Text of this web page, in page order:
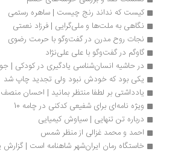
کیست که نداند رنج چیست | ساهره رستمی
نگاهی به ملت‌ها و ملی‌گرایی | فرزاد نعمتی
نجات روح مدرن در گفت‌وگو با حرمت رضوی
گاوگم در گفت‌وگو با علی علی‌نژاد
در حاشیه انسان‌شناسی یادگیری در کودکی | جواد
یکی بود که خودش نبود ولی تجدید چاپ شد
یادداشتی بر لطفا منتظر بمانید | احسان منصف
ویژه نامه‌ای برای شفیعی کدکنی در چامه 10
درباره تن تنهایی | سیاوش کیمیایی
احمد و محمد غزالی‌ از منظر شمس
خاستگاه‌ رمان ایران‌شهر شاهنامه است | گزارش یک